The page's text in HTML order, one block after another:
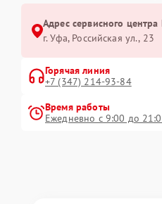
Адрес сервисного
г. Уфа, Российская ул., 23
Горячая линия
+7 (347) 214-93-84
Время работы
Ежедневно с 9:00 до